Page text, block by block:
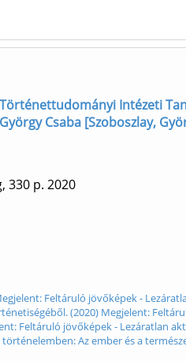
Intézeti
Csaba [Szoboszlay,
330 p. 2020
Feltáruló jövőképek -
(2020) Megjelent:
Feltáruló jövőképek - Lezáratlan
Az ember és a